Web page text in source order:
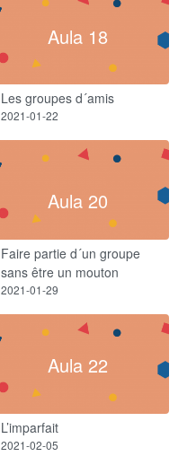
Aula 18
Les groupes d´amis
2021-01-22
Aula 20
Faire partie d´un groupe
sans être un mouton
2021-01-29
Aula 22
L’imparfait​
2021-02-05